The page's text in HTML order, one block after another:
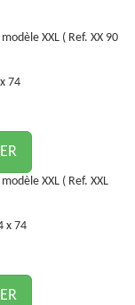
XXL ( Ref. XX 90
74
XXL ( Ref. XXL
x 74